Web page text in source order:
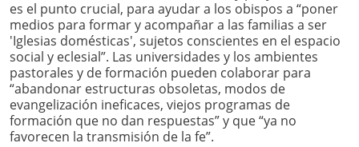
es el punto crucial, para ayudar a los obispos a “poner
medios para formar y acompañar a las familias a ser
'Iglesias domésticas', sujetos conscientes en el espacio
social y eclesial”. Las universidades y los ambientes
pastorales y de formación pueden colaborar para
“abandonar estructuras obsoletas, modos de
evangelización ineficaces, viejos programas de
formación que no dan respuestas” y que “ya no
favorecen la transmisión de la fe”.